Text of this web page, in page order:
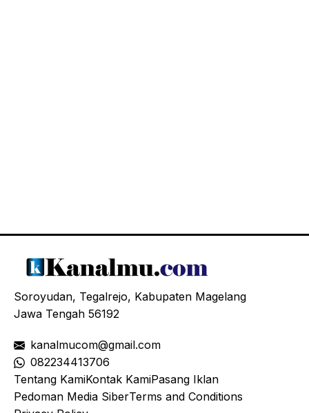
Soroyudan, Tegalrejo, Kabupaten Magelang
Jawa Tengah 56192
kanalmucom@gmail.com
082234413706
Tentang KamiKontak KamiPasang Iklan
Pedoman Media SiberTerms and Conditions